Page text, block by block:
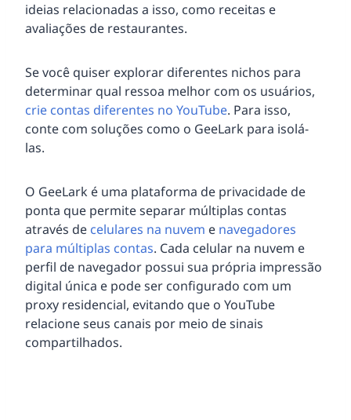
ideias relacionadas a isso, como receitas e
avaliações de restaurantes.
Se você quiser explorar diferentes nichos para
determinar qual ressoa melhor com os usuários,
crie contas diferentes no YouTube. Para isso,
conte com soluções como o GeeLark para isolá-
las.
O GeeLark é uma plataforma de privacidade de
ponta que permite separar múltiplas contas
através de celulares na nuvem e navegadores
para múltiplas contas. Cada celular na nuvem e
perfil de navegador possui sua própria impressão
digital única e pode ser configurado com um
proxy residencial, evitando que o YouTube
relacione seus canais por meio de sinais
compartilhados.